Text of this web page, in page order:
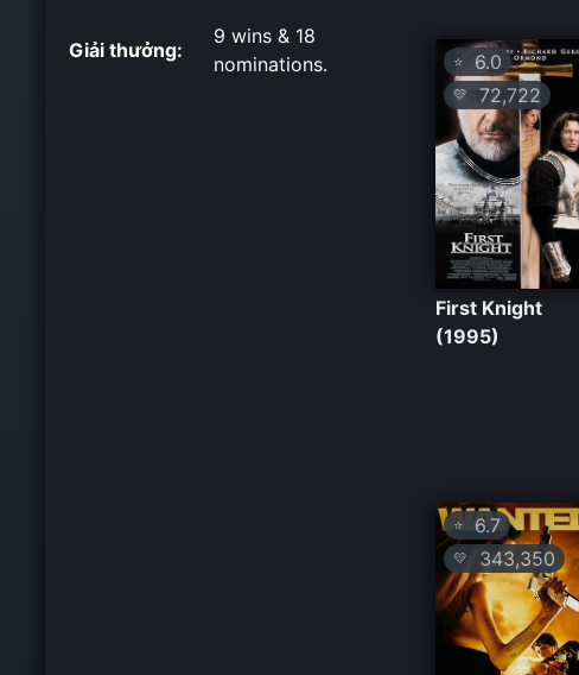
Giải thưởng:
9 wins & 18
nominations.
⭐ 6.0
💛 72,722
First Knight
(1995)
⭐ 6.7
💛 343,350